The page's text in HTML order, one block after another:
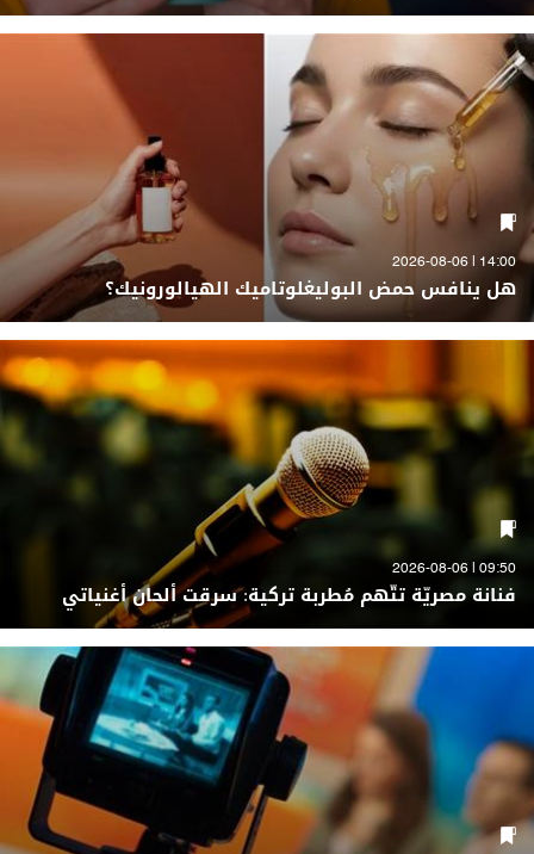
14:00 | 2026-08-06
هل ينافس حمض البوليغلوتاميك الهيالورونيك؟
09:50 | 2026-08-06
فنانة مصريّة تتّهم مُطربة تركية: سرقت ألحان أغنياتي